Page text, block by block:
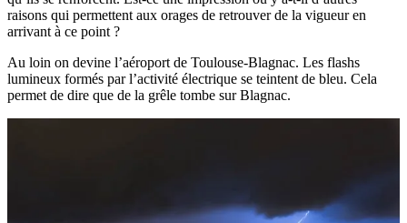
raisons qui permettent aux orages de retrouver de la vigueur en
arrivant à ce point ?
Au loin on devine l’aéroport de Toulouse-Blagnac. Les flashs
lumineux formés par l’activité électrique se teintent de bleu. Cela
permet de dire que de la grêle tombe sur Blagnac.